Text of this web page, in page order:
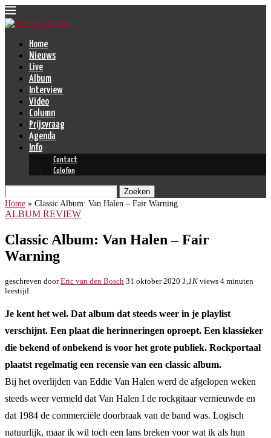
Home
Nieuws
Live
Album
Interview
Video
Column
Prijsvraag
Agenda
Info
Contact
Colofon
Zoeken
Home » Classic Album: Van Halen – Fair Warning
ALBUM REVIEW
Classic Album: Van Halen – Fair
Warning
geschreven doorEric van den Bosch 31 oktober 2020 1,1K views 4 minuten
leestijd
Je kent het wel. Dat album dat steeds weer in je playlist
verschijnt. Een plaat die herinneringen oproept. Een klassieker
die bekend of onbekend is voor het grote publiek. Rockportaal
plaatst regelmatig een recensie van een classic album.
Bij het overlijden van Eddie Van Halen werd de afgelopen weken
steeds weer vermeld dat Van Halen I de rockgitaar vernieuwde en
dat 1984 de commerciële doorbraak van de band was. Logisch
natuurlijk, maar ik wil toch een lans breken voor wat ik als hun